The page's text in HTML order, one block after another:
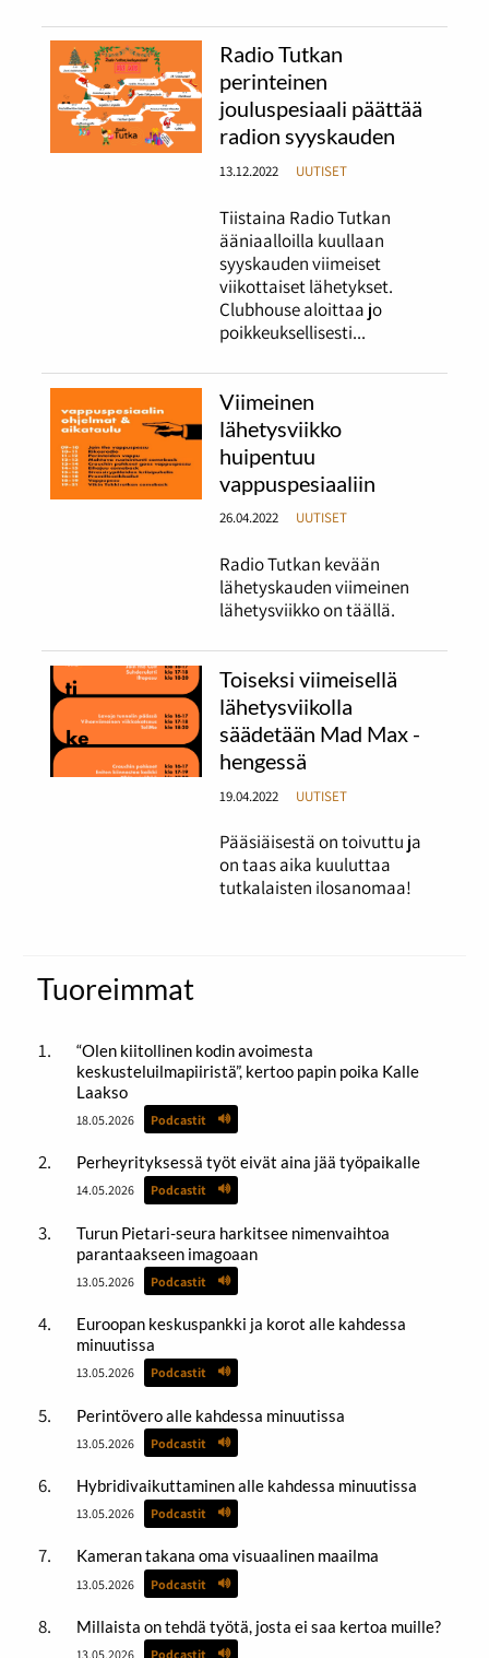
Radio Tutkan
perinteinen
jouluspesiaali päättää
radion syyskauden
13.12.2022 UUTISET
Tiistaina Radio Tutkan
ääniaalloilla kuullaan
syyskauden viimeiset
viikottaiset lähetykset.
Clubhouse aloittaa jo
poikkeuksellisesti...
Viimeinen
lähetysviikko
huipentuu
vappuspesiaaliin
26.04.2022 UUTISET
Radio Tutkan kevään
lähetyskauden viimeinen
lähetysviikko on täällä.
Toiseksi viimeisellä
lähetysviikolla
säädetään Mad Max -
hengessä
19.04.2022 UUTISET
Pääsiäisestä on toivuttu ja
on taas aika kuuluttaa
tutkalaisten ilosanomaa!
Tuoreimmat
“Olen kiitollinen kodin avoimesta
keskusteluilmapiiristä”, kertoo papin poika Kalle
Laakso
18.05.2026 Podcastit
Perheyrityksessä työt eivät aina jää työpaikalle
14.05.2026 Podcastit
Turun Pietari-seura harkitsee nimenvaihtoa
parantaakseen imagoaan
13.05.2026 Podcastit
Euroopan keskuspankki ja korot alle kahdessa
minuutissa
13.05.2026 Podcastit
Perintövero alle kahdessa minuutissa
13.05.2026 Podcastit
Hybridivaikuttaminen alle kahdessa minuutissa
13.05.2026 Podcastit
Kameran takana oma visuaalinen maailma
13.05.2026 Podcastit
Millaista on tehdä työtä, josta ei saa kertoa muille?
13.05.2026 Podcastit